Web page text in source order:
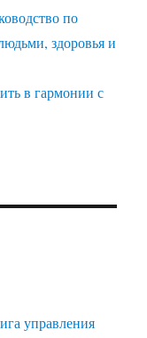
по
здоровья и
в гармонии с
управления